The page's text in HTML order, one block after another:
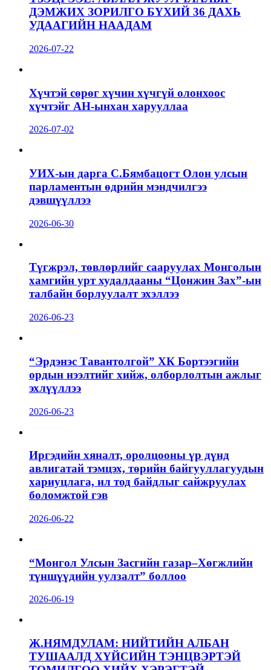
ДЭМЖИХ ЗОРИЛГО БҮХИЙ 36 ДАХЬ
УДААГИЙН НААДАМ
2026-07-22
Хүчтэй сөрөг хүчин хүчгүй олонхоос
хүчтэйг АН-ынхан харууллаа
2026-07-02
УИХ-ын дарга С.Бямбацогт Олон улсын
парламентын өдрийн мэндчилгээ
дэвшүүллээ
2026-06-30
Түгжрэл, төвлөрлийг сааруулах Монголын
хамгийн урт худалдааны “Цонжин Зах”-ын
талбайн борлуулалт эхэллээ
2026-06-23
“Эрдэнэс Тавантолгой” ХК Бортээгийн
ордын нээлтийг хийж, олборлолтын ажлыг
эхлүүллээ
2026-06-23
Иргэдийн хяналт, оролцооны үр дүнд
авлигатай тэмцэх, төрийн байгууллагуудын
хариуцлага, ил тод байдлыг сайжруулах
боломжтой гэв
2026-06-22
“Монгол Улсын Засгийн газар–Хөгжлийн
түншүүдийн уулзалт” боллоо
2026-06-19
Ж.НЯМДУЛАМ: НИЙТИЙН АЛБАН
ТУШААЛД ХҮЙСИЙН ТЭНЦВЭРТЭЙ